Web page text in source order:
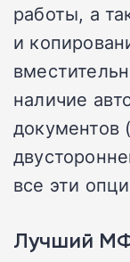
работы, а
и
наличие
все эти
Лучший